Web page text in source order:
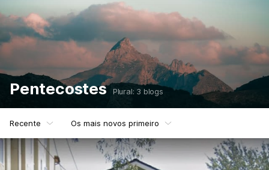
Pentecostes Plural: 3 blogs
Recente Os mais novos primeiro